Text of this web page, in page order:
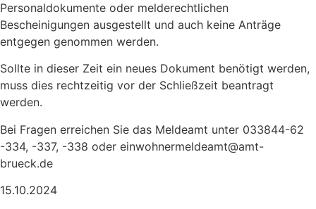
Personaldokumente oder melderechtlichen
Bescheinigungen ausgestellt und auch keine Anträge
entgegen genommen werden.
Sollte in dieser Zeit ein neues Dokument benötigt werden,
muss dies rechtzeitig vor der Schließzeit beantragt
werden.
Bei Fragen erreichen Sie das Meldeamt unter 033844-62
-334, -337, -338 oder einwohnermeldeamt@amt-
brueck.de
15.10.2024